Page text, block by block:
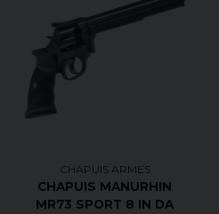
CHAPUIS ARMES
CHAPUIS MANURHIN
MR73 SPORT 8 IN DA